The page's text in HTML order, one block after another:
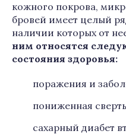
кожного покрова,
бровей имеет целый
наличии которых от
ним относятся
состояния здоровья:
поражения и
пониженная
сахарный диабет